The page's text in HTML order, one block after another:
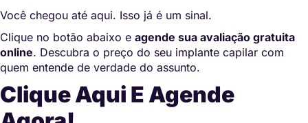
Você chegou até aqui. Isso já é um sinal.
Clique no botão abaixo e agende sua avaliação gratuita
online. Descubra o preço do seu implante capilar com
quem entende de verdade do assunto.
Clique Aqui E Agende